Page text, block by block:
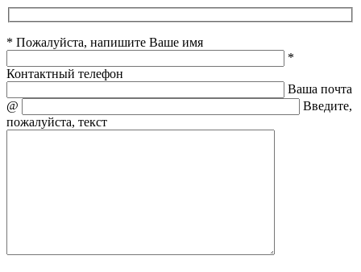
* Пожалуйста, напишите Ваше имя
*
Контактный телефон
Ваша почта
@
Введите,
пожалуйста, текст